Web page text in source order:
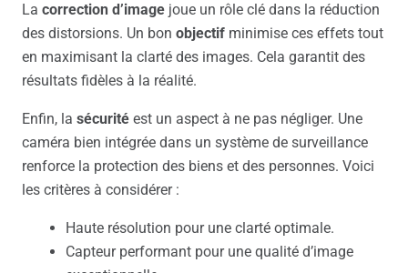
La correction d’image joue un rôle clé dans la réduction
des distorsions. Un bon objectif minimise ces effets tout
en maximisant la clarté des images. Cela garantit des
résultats fidèles à la réalité.
Enfin, la sécurité est un aspect à ne pas négliger. Une
caméra bien intégrée dans un système de surveillance
renforce la protection des biens et des personnes. Voici
les critères à considérer :
Haute résolution pour une clarté optimale.
Capteur performant pour une qualité d’image